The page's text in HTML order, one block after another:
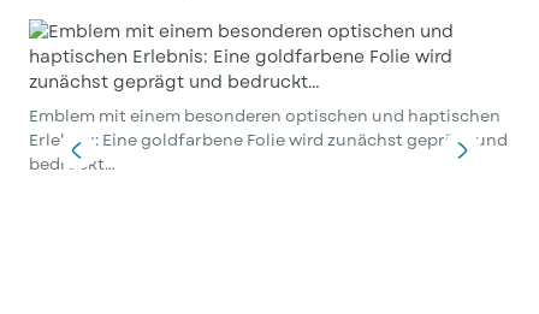
Emblem mit einem besonderen optischen und haptischen
Erlebnis: Eine goldfarbene Folie wird zunächst geprägt und
bedruckt…